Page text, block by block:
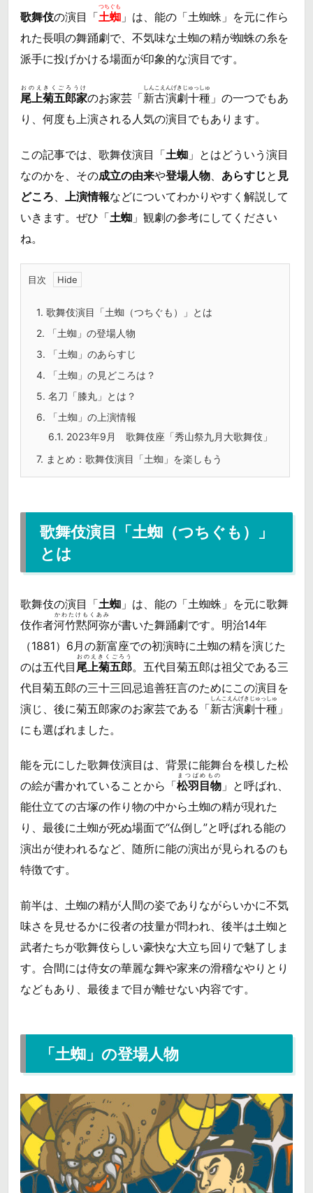
歌舞伎の演目「土蜘
つちぐも
」は、能の「土蜘蛛」を元に作ら
れた長唄の舞踊劇で、不気味な土蜘の精が蜘蛛の糸を
派手に投げかける場面が印象的な演目です。
尾上菊五郎家
おのえきくごろうけ
のお家芸「新古演劇十種
しんこえんげきじゅっしゅ
」の一つでもあ
り、何度も上演される人気の演目でもあります。
この記事では、歌舞伎演目「土蜘 」とはどういう演目
なのかを、その成立の由来や登場人物 あらすじと 見
どころ
上演情報などについてわかりやすく解説して
いきます。ぜひ「土蜘 」観劇の参考にしてください
ね。
目次
1. 歌舞伎演目「土蜘（つちぐも）」とは
2. 「土蜘」の登場人物
3. 「土蜘」のあらすじ
4. 「土蜘」の見どころは？
5. 名刀「膝丸」とは？
6. 「土蜘」の上演情報
6.1. 2023年9月 歌舞伎座「秀山祭九月大歌舞伎」
7. まとめ：歌舞伎演目「土蜘」を楽しもう
歌舞伎演目「土蜘（つちぐも）」
とは
歌舞伎の演目「土蜘 」は、能の「土蜘蛛」を元に歌舞
伎作者河竹黙阿弥
かわたけもくあみ
が書いた舞踊劇です。明治14年
（1881）6月の新富座での初演時に土蜘の精を演じた
のは五代目 尾上菊五郎
おのえきくごろう
。五代目菊五郎は祖父である三
代目菊五郎の三十三回忌追善狂言のためにこの演目を
演じ、後に菊五郎家のお家芸である「新古演劇十種
しんこえんげきじゅっしゅ
」
にも選ばれました。
能を元にした歌舞伎演目は、背景に能舞台を模した松
の絵が書かれていることから「松羽目物
まつばめもの
」と呼ばれ、
能仕立ての古塚の作り物の中から土蜘の精が現れた
り、最後に土蜘が死ぬ場面で“仏倒し”と呼ばれる能の
演出が使われるなど、随所に能の演出が見られるのも
特徴です。
前半は、土蜘の精が人間の姿でありながらいかに不気
味さを見せるかに役者の技量が問われ、後半は土蜘と
武者たちが歌舞伎らしい豪快な大立ち回りで魅了しま
す。合間には侍女の華麗な舞や家来の滑稽なやりとり
などもあり、最後まで目が離せない内容です。
「土蜘」の登場人物